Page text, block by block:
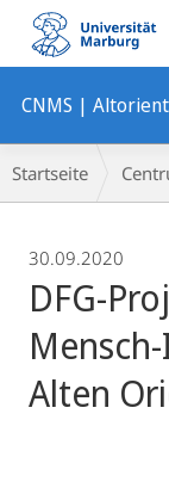
Mobile-
Navigation
CNMS |
Breadcrumb-
Navigation
Startseite
30.09.2020
DFG-
Alten